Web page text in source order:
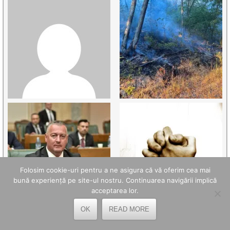
Folosim cookie-uri pentru a ne asigura că vă oferim cea mai
bună experiență pe site-ul nostru. Continuarea navigării implică
acceptarea lor.
OK READ MORE